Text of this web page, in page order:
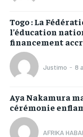
Togo : La
l’éducation
financement
Justimo - 8
Aya Nakamura
cérémonie
AFRIKA